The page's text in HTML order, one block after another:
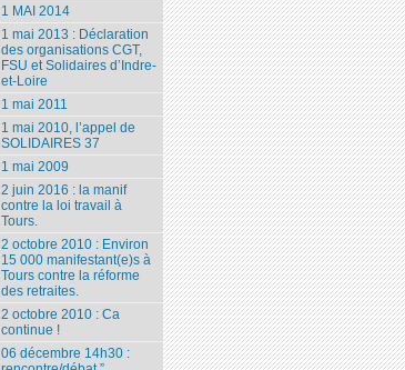
1 MAI 2014
1 mai 2013 : Déclaration
des organisations CGT,
FSU et Solidaires d’Indre-
et-Loire
1 mai 2011
1 mai 2010, l’appel de
SOLIDAIRES 37
1 mai 2009
2 juin 2016 : la manif
contre la loi travail à
Tours.
2 octobre 2010 : Environ
15 000 manifestant(e)s à
Tours contre la réforme
des retraites.
2 octobre 2010 : Ca
continue !
06 décembre 14h30 :